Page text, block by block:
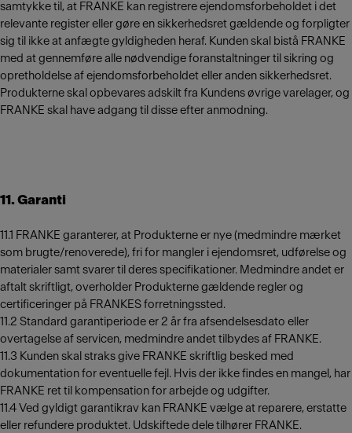
samtykke til, at FRANKE kan registrere ejendomsforbeholdet i det
relevante register eller gøre en sikkerhedsret gældende og forpligter
sig til ikke at anfægte gyldigheden heraf. Kunden skal bistå FRANKE
med at gennemføre alle nødvendige foranstaltninger til sikring og
opretholdelse af ejendomsforbeholdet eller anden sikkerhedsret.
Produkterne skal opbevares adskilt fra Kundens øvrige varelager, og
FRANKE skal have adgang til disse efter anmodning.
11. Garanti
11.1 FRANKE garanterer, at Produkterne er nye (medmindre mærket
som brugte/renoverede), fri for mangler i ejendomsret, udførelse og
materialer samt svarer til deres specifikationer. Medmindre andet er
aftalt skriftligt, overholder Produkterne gældende regler og
certificeringer på FRANKES forretningssted.
11.2 Standard garantiperiode er 2 år fra afsendelsesdato eller
overtagelse af servicen, medmindre andet tilbydes af FRANKE.
11.3 Kunden skal straks give FRANKE skriftlig besked med
dokumentation for eventuelle fejl. Hvis der ikke findes en mangel, har
FRANKE ret til kompensation for arbejde og udgifter.
11.4 Ved gyldigt garantikrav kan FRANKE vælge at reparere, erstatte
eller refundere produktet. Udskiftede dele tilhører FRANKE.